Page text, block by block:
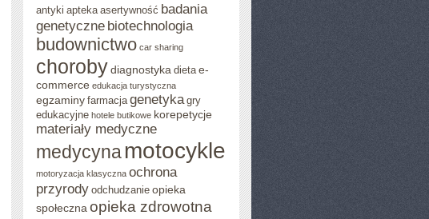
antyki apteka asertywność badania
genetyczne biotechnologia
budownictwo car sharing
chorobydiagnostyka dieta e-
commerce edukacja turystyczna
egzaminy farmacja genetyka gry
edukacyjne hotele butikowe korepetycje
materiały medyczne
medycynamotocykle
motoryzacja klasyczna ochrona
przyrody odchudzanie opieka
społeczna opieka zdrowotna